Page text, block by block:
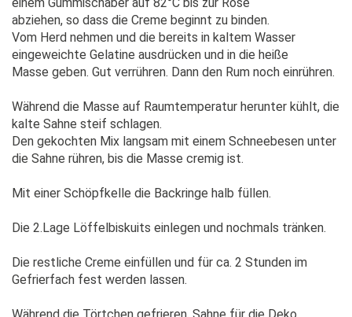
abziehen, so dass die Creme beginnt zu binden.
Vom Herd nehmen und die bereits in kaltem Wasser
eingeweichte Gelatine ausdrücken und in die heiße
Masse geben. Gut verrühren. Dann den Rum noch einrühren.
Während die Masse auf Raumtemperatur herunter kühlt, die
kalte Sahne steif schlagen.
Den gekochten Mix langsam mit einem Schneebesen unter
die Sahne rühren, bis die Masse cremig ist.
Mit einer Schöpfkelle die Backringe halb füllen.
Die 2.Lage Löffelbiskuits einlegen und nochmals tränken.
Die restliche Creme einfüllen und für ca. 2 Stunden im
Gefrierfach fest werden lassen.
Während die Törtchen gefrieren, Sahne für die Deko